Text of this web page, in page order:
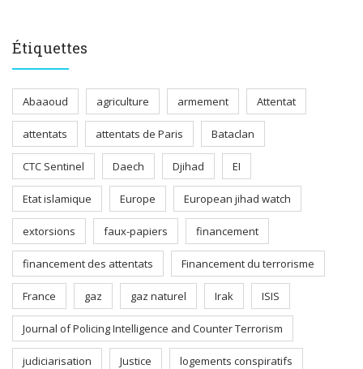
Étiquettes
Abaaoud agriculture armement Attentat
attentats attentats de Paris Bataclan
CTC Sentinel Daech Djihad EI
Etat islamique Europe European jihad watch
extorsions faux-papiers financement
financement des attentats Financement du terrorisme
France gaz gaz naturel Irak ISIS
Journal of Policing Intelligence and Counter Terrorism
judiciarisation Justice logements conspiratifs